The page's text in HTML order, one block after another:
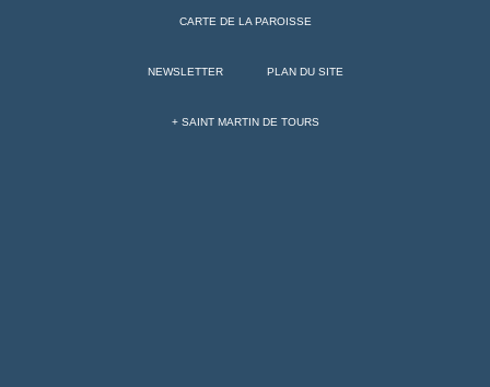
CARTE DE LA PAROISSE
NEWSLETTER PLAN DU SITE
+ SAINT MARTIN DE TOURS